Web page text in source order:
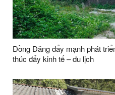
Đồng Đăng đẩy mạnh phát
thúc đẩy kinh tế – du lịch